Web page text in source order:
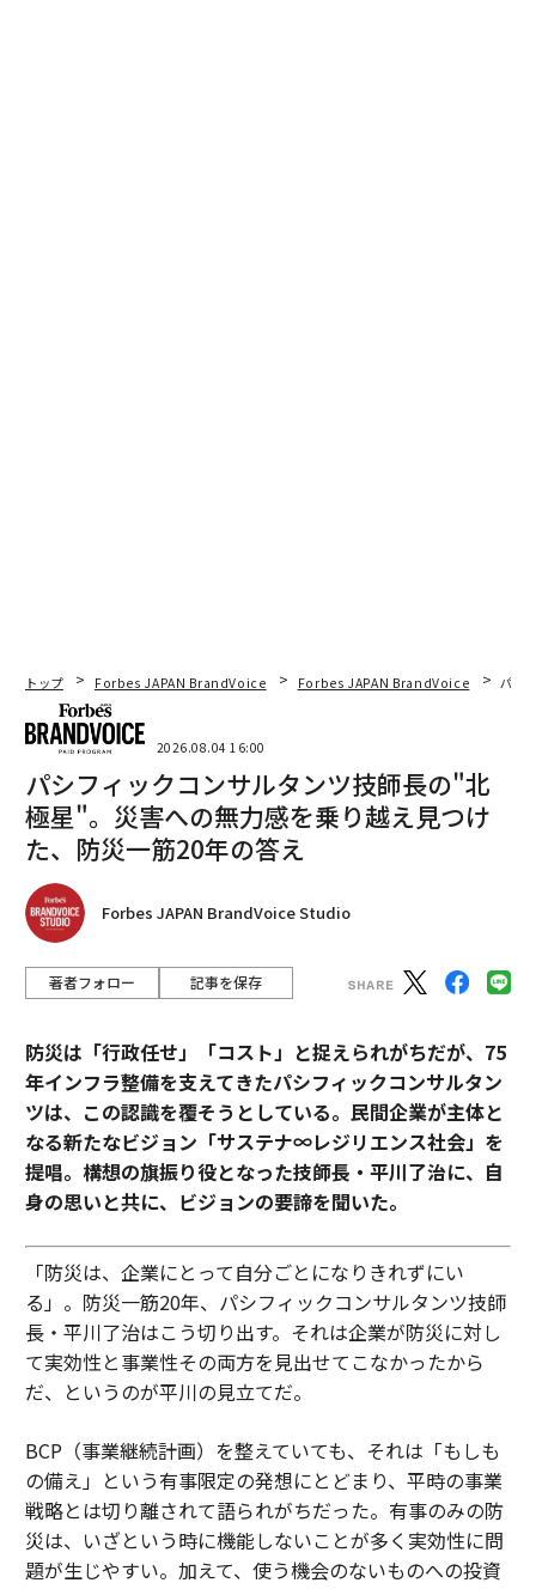
トップ Forbes JAPAN BrandVoice Forbes JAPAN BrandVoice パシ
2026.08.04 16:00
パシフィックコンサルタンツ技師長の"北
極星"。災害への無力感を乗り越え見つけ
た、防災一筋20年の答え
Forbes JAPAN BrandVoice Studio
著者フォロー 記事を保存
防災は「行政任せ」「コスト」と捉えられがちだが、75
年インフラ整備を支えてきたパシフィックコンサルタン
ツは、この認識を覆そうとしている。民間企業が主体と
なる新たなビジョン「サステナ∞レジリエンス社会」を
提唱。構想の旗振り役となった技師長・平川了治に、自
身の思いと共に、ビジョンの要諦を聞いた。
「防災は、企業にとって自分ごとになりきれずにい
る」。防災一筋20年、パシフィックコンサルタンツ技師
長・平川了治はこう切り出す。それは企業が防災に対し
て実効性と事業性その両方を見出せてこなかったから
だ、というのが平川の見立てだ。
BCP（事業継続計画）を整えていても、それは「もしも
の備え」という有事限定の発想にとどまり、平時の事業
戦略とは切り離されて語られがちだった。有事のみの防
災は、いざという時に機能しないことが多く実効性に問
題が生じやすい。加えて、使う機会のないものへの投資